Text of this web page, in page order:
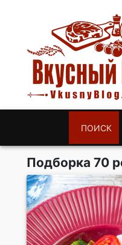
ПОИСК
Подборка 70